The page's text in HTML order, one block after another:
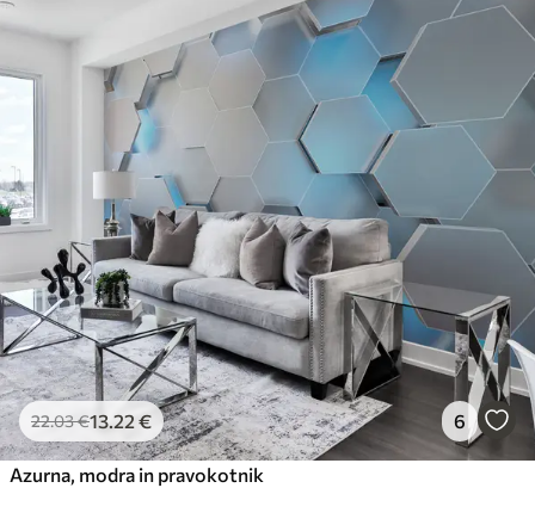
22.03€13.22 € 6
Azurna, modra in pravokotnik